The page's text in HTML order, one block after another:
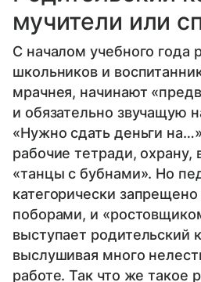
мучители или
С началом учебного года
школьников и
мрачнея, начинают
и обязательно звучащую
«Нужно сдать деньги
рабочие тетради, охрану,
«танцы с бубнами». Но
категорически запрещено
поборами, и
выступает родительский
выслушивая много
работе. Так что же такое